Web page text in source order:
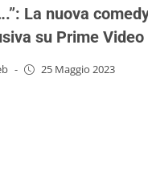
La nuova
su Prime Video
- 25 Maggio 2023